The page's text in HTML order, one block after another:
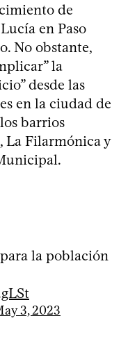
de
en Paso
No obstante,
la
desde las
en la ciudad de
barrios
La Filarmónica y
la población
3, 2023